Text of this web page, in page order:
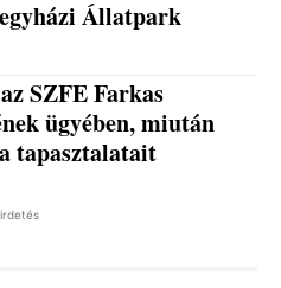
Állatpark
SZFE Farkas
ügyében, miután
tapasztalatait